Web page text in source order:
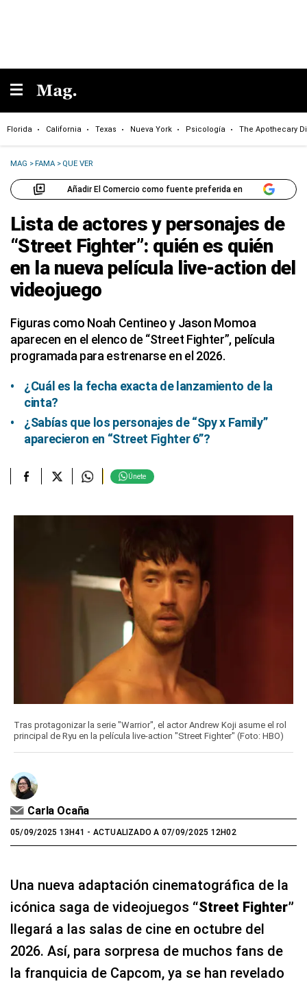
Florida California Texas Nueva York Psicología The Apothecary
MAG >FAMA > QUE VER
Añadir El Comercio como fuente preferida en
Lista de actores y personajes de
“Street Fighter”: quién es quién
en la nueva película live-action del
videojuego
Figuras como Noah Centineo y Jason Momoa
aparecen en el elenco de “Street Fighter”, película
programada para estrenarse en el 2026.
¿Cuál es la fecha exacta de lanzamiento de la
cinta?
¿Sabías que los personajes de “Spy x Family”
aparecieron en “Street Fighter 6”?
Únete
Tras protagonizar la serie "Warrior", el actor Andrew Koji asume el rol
principal de Ryu en la película live-action "Street Fighter" (Foto: HBO)
Carla Ocaña
05/09/2025 13H41 - ACTUALIZADO A 07/09/2025 12H02
Una nueva adaptación cinematográfica de la
icónica saga de videojuegos “Street Fighter”
llegará a las salas de cine en octubre del
2026. Así, para sorpresa de muchos fans de
la franquicia de Capcom, ya se han revelado